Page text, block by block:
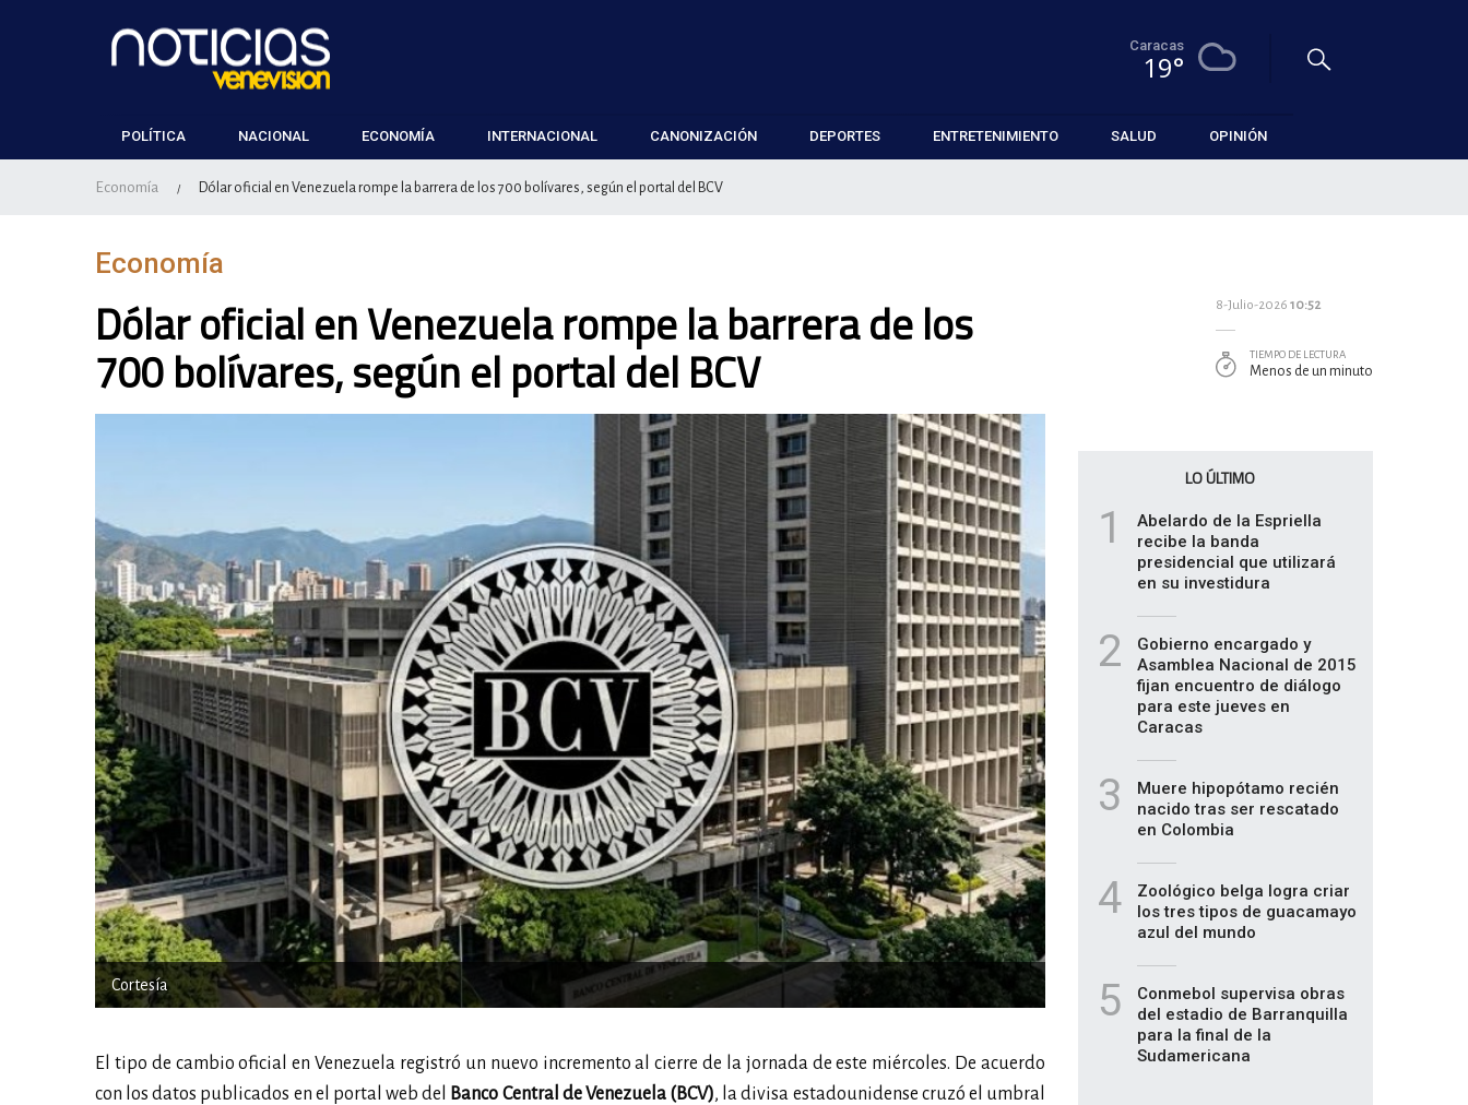
Caracas
19°
POLÍTICA NACIONAL ECONOMÍA INTERNACIONAL CANONIZACIÓN DEPORTES ENTRETENIMIENTO SALUD OPINIÓN
Economía / Dólar oficial en Venezuela rompe la barrera de los 700 bolívares, según el portal del BCV
Economía
Dólar oficial en Venezuela rompe la barrera de los
700 bolívares, según el portal del BCV
Cortesía
El tipo de cambio oficial en Venezuela registró un nuevo incremento al cierre de la jornada de este miércoles. De acuerdo
con los datos publicados en el portal web del
Banco Central de Venezuela (BCV), la divisa estadounidense cruzó el umbral
8-Julio-2026 10:52
TIEMPO DE LECTURA
Menos de un minuto
LO ÚLTIMO
1
Abelardo de la Espriella
recibe la banda
presidencial que utilizará
en su investidura
2
Gobierno encargado y
Asamblea Nacional de 2015
fijan encuentro de diálogo
para este jueves en
Caracas
3
Muere hipopótamo recién
nacido tras ser rescatado
en Colombia
4
Zoológico belga logra criar
los tres tipos de guacamayo
azul del mundo
5
Conmebol supervisa obras
del estadio de Barranquilla
para la final de la
Sudamericana